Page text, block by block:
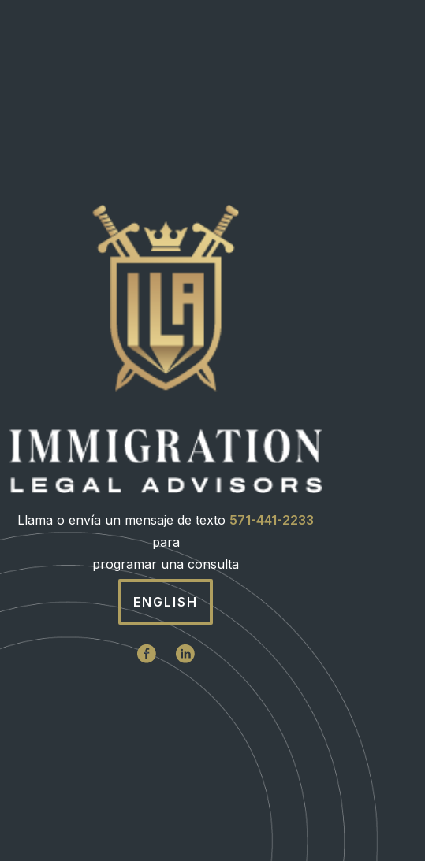
Llama o envía un mensaje de texto 571-441-2233
para
programar una consulta
ENGLISH